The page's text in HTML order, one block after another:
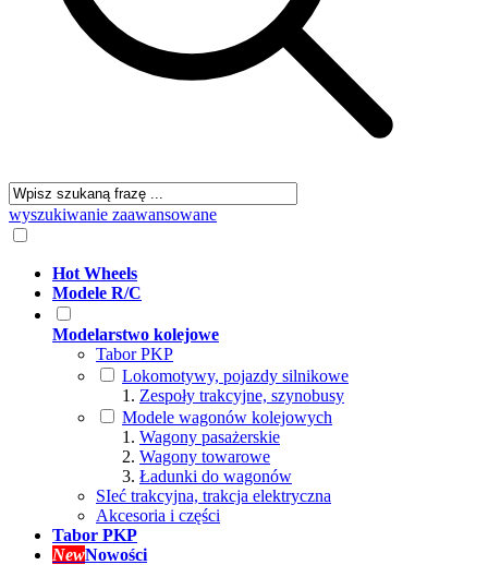
wyszukiwanie zaawansowane
Hot Wheels
Modele R/C
Modelarstwo kolejowe
Tabor PKP
Lokomotywy, pojazdy silnikowe
Zespoły trakcyjne, szynobusy
Modele wagonów kolejowych
Wagony pasażerskie
Wagony towarowe
Ładunki do wagonów
SIeć trakcyjna, trakcja elektryczna
Akcesoria i części
Tabor PKP
NewNowości